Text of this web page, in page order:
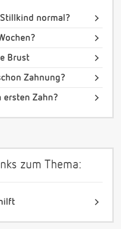
normal?
Brust
Zahnung?
ersten Zahn?
zum Thema: